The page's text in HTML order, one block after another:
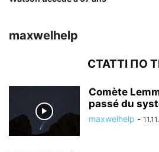
maxwelhelp
СТАТТІ ПО
Comète
passé du
maxwelhelp -